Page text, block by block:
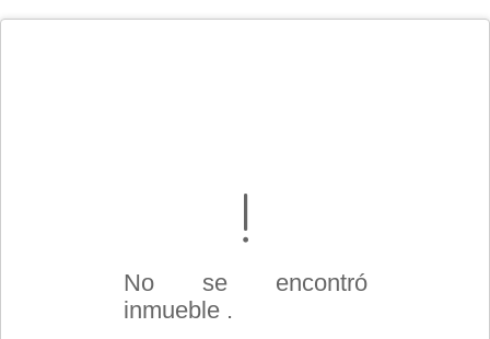
No se encontró
inmueble .